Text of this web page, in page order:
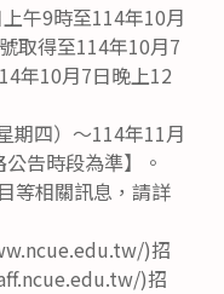
午9時至114年10月
取得至114年10月7
年10月7日晚上12
期四）～114年11月
告時段為準】。
等相關訊息，請詳
)招
)招